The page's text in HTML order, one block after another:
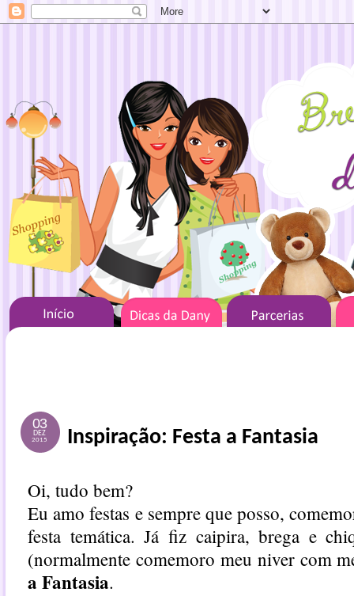
03
DEZ
2015 Inspiração: Festa a Fantasia
Oi, tudo bem?
Eu amo festas e sempre que posso,
festa temática. Já fiz caipira, brega e
(normalmente comemoro meu niver com
a Fantasia.